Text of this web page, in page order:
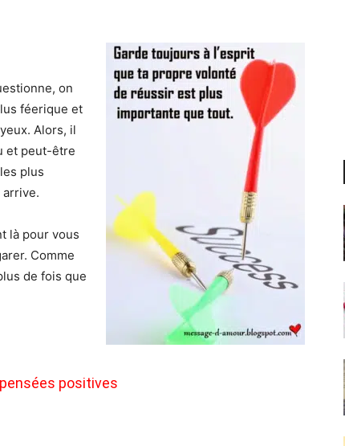
on
féerique et
Alors, il
et peut-être
plus
là pour vous
Comme
de fois que
positives